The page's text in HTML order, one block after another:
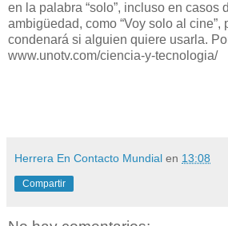
en la palabra “solo”, incluso en casos
ambigüedad, como “Voy solo al cine”,
condenará si alguien quiere usarla.
www.unotv.com/ciencia-y-tecnologia/
Herrera En Contacto Mundial en 13:08
Compartir